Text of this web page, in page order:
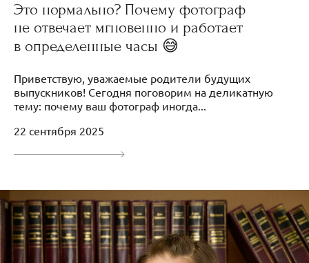
Это нормально? Почему фотограф
не отвечает мгновенно и работает
в определенные часы 😅
Приветствую, уважаемые родители будущих
выпускников! Сегодня поговорим на деликатную
тему: почему ваш фотограф иногда...
22 сентября 2025